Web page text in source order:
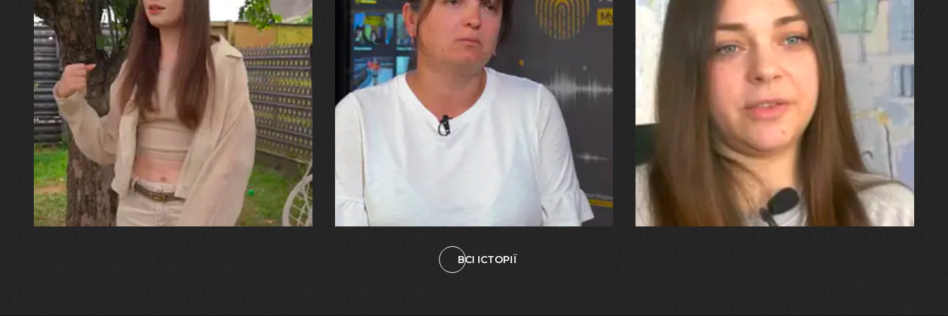
30.07.2026
Калина, Дарина та Віра Папроцькі
"Хвиля була, як від моря,
прозора і велика… Я ледве
встигла схопити племінницю"
29.07.2026
Марина, Ваїд та Аміна Харченко
"Попри всі втрати, ми не
зламалися: тепер я бачу
свого вбитого чоловіка у
наших дітях"
27.07.2026
"Я перенесла 11 операцій, та
плакала від фантомного
болю. Але маленька донька
бере за руку і змушує йти
далі"
ВСІ ІСТОРІЇ